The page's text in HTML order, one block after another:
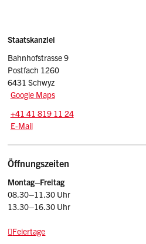
Sidebar
Adresse
Staatskanzlei
Bahnhofstrasse 9
Postfach 1260
6431 Schwyz
Google Maps
Tel.:
+41 41 819 11 24
E-Mail: srsz
E-Mail
Öffnungszeiten
Montag–Freitag
08.30–11.30 Uhr
13.30–16.30 Uhr
Feiertage